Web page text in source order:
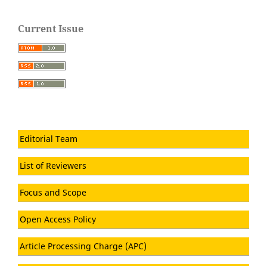
Current Issue
Editorial Team
List of Reviewers
Focus and Scope
Open Access Policy
Article Processing Charge (APC)